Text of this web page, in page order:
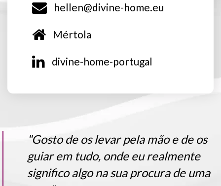
hellen@divine-home.eu
Mértola
divine-home-portugal
"Gosto de os levar pela mão e de os
guiar em tudo, onde eu realmente
significo algo na sua procura de uma